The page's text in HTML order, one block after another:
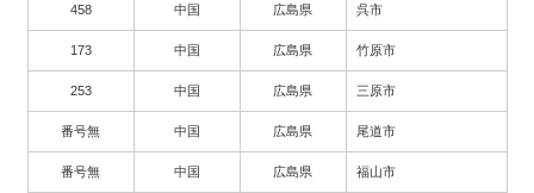
458 中国 広島県 呉市
173 中国 広島県 竹原市
253 中国 広島県 三原市
番号無 中国 広島県 尾道市
番号無 中国 広島県 福山市